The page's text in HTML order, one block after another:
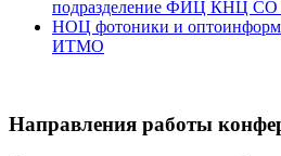
подразделение ФИЦ КНЦ
НОЦ фотоники и
ИТМО
Направления работы